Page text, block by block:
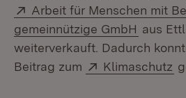
Extern:
Arbeit für Menschen mit
gemeinnützige GmbH (Öffnet
aus
weiterverkauft. Dadurch
Beitrag zum
Extern:
Klimaschutz